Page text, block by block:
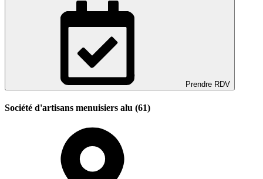
Prendre RDV
Société d'artisans menuisiers alu (61)